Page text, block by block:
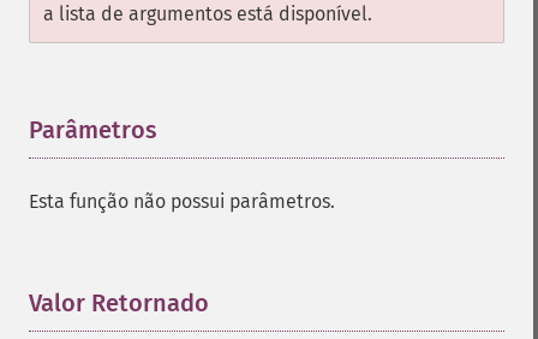
a lista de argumentos está disponível.
Parâmetros
Esta função não possui parâmetros.
Valor Retornado